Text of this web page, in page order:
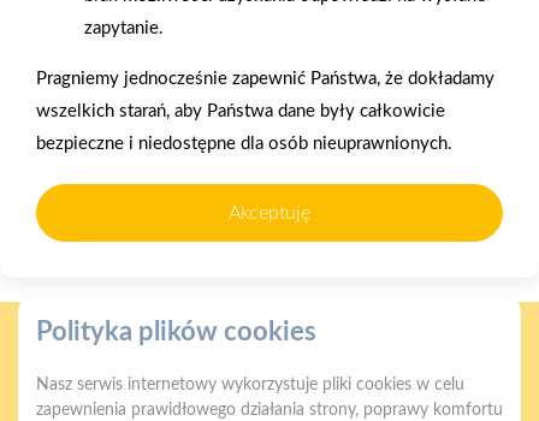
2025-12-31
Otwarcie sklepu PSB
zapytanie.
Pragniemy jednocześnie zapewnić Państwa, że dokładamy
wszelkich starań, aby Państwa dane były całkowicie
bezpieczne i niedostępne dla osób nieuprawnionych.
Akceptuję
Polityka plików cookies
Nasz serwis internetowy wykorzystuje pliki cookies w celu
zapewnienia prawidłowego działania strony, poprawy komfortu